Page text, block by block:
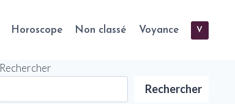
Horoscope Non classé Voyance V
Rechercher
Rechercher